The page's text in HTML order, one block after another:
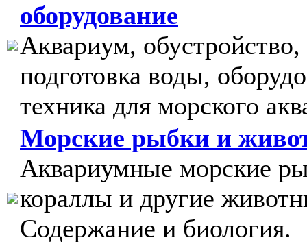
оборудование
Аквариум, обустройство,
подготовка воды,
техника для морского
Морские рыбки и
Аквариумные морские
кораллы и другие
Содержание и биология.